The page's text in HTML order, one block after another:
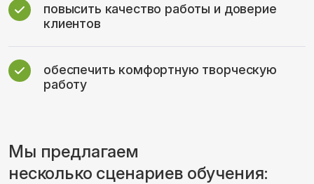
повысить качество работы и доверие
клиентов
обеспечить комфортную творческую
работу
Мы предлагаем
несколько сценариев обучения: